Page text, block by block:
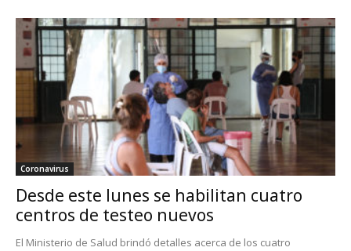
Coronavirus
Desde este lunes se habilitan cuatro
centros de testeo nuevos
El Ministerio de Salud brindó detalles acerca de los cuatro